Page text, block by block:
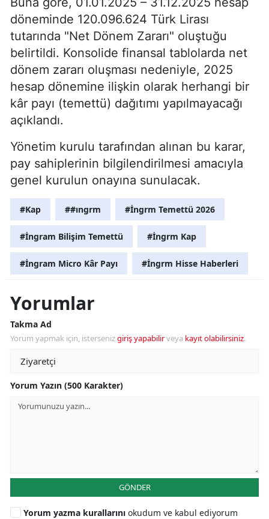
döneminde 120.096.624 Türk Lirası
tutarında "Net Dönem Zararı" oluştuğu
belirtildi. Konsolide finansal tablolarda net
dönem zararı oluşması nedeniyle, 2025
hesap dönemine ilişkin olarak herhangi bir
kâr payı (temettü) dağıtımı yapılmayacağı
açıklandı.
Yönetim kurulu tarafından alınan bu karar,
pay sahiplerinin bilgilendirilmesi amacıyla
genel kurulun onayına sunulacak.
#Kap ##ıngrm #İngrm Temettü 2026
#İngram Bilişim Temettü #İngrm Kap
#İngram Micro Kâr Payı #İngrm Hisse Haberleri
Yorumlar
Takma Ad
Yorum yapmak için, istersenizgiriş yapabilirveya kayıt olabilirsiniz.
Yorum Yazın (500 Karakter)
GÖNDER
Yorum yazma kurallarını okudum ve kabul ediyorum